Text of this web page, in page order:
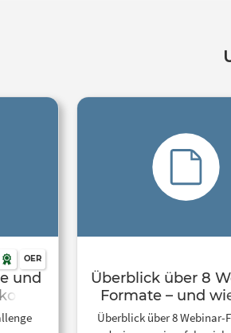
OER
und
|
Überblick über 8
Formate – und
sie erfolgreich
Überblick über 8 Webinar-